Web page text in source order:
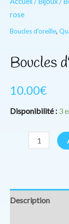
rose
Boucles d'oreille,
Boucles
10.00€
Disponibilité : 3
Description